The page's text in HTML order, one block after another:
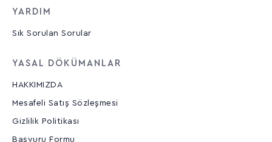
YARDIM
Sık Sorulan Sorular
YASAL DÖKÜMANLAR
HAKKIMIZDA
Mesafeli Satış Sözleşmesi
Gizlilik Politikası
Başvuru Formu